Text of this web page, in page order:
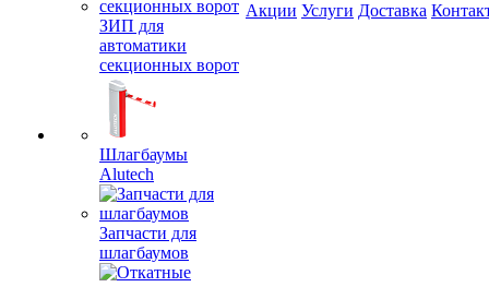
ЗИП для
автоматики
секционных ворот
Шлагбаумы
Alutech
Запчасти для
шлагбаумов
Акции Услуги Доставка